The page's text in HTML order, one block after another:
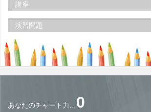
講座
演習問題
あなたのチャート力… 0